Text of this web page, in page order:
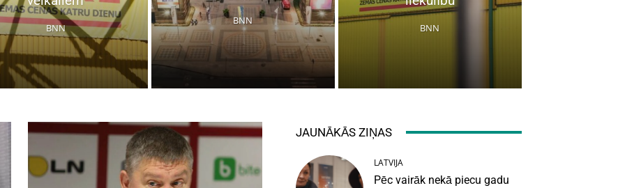
BNN
BNN
BNN
JAUNĀKĀS ZIŅAS
LATVIJA
Pēc vairāk nekā piecu gadu